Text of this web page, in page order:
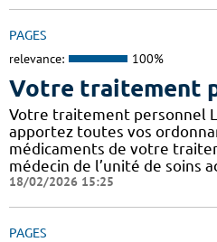
PAGES
relevance: 100%
Votre traitement
Votre traitement personnel
apportez toutes vos
médicaments de votre
médecin de l’unité de soins
18/02/2026 15:25
PAGES